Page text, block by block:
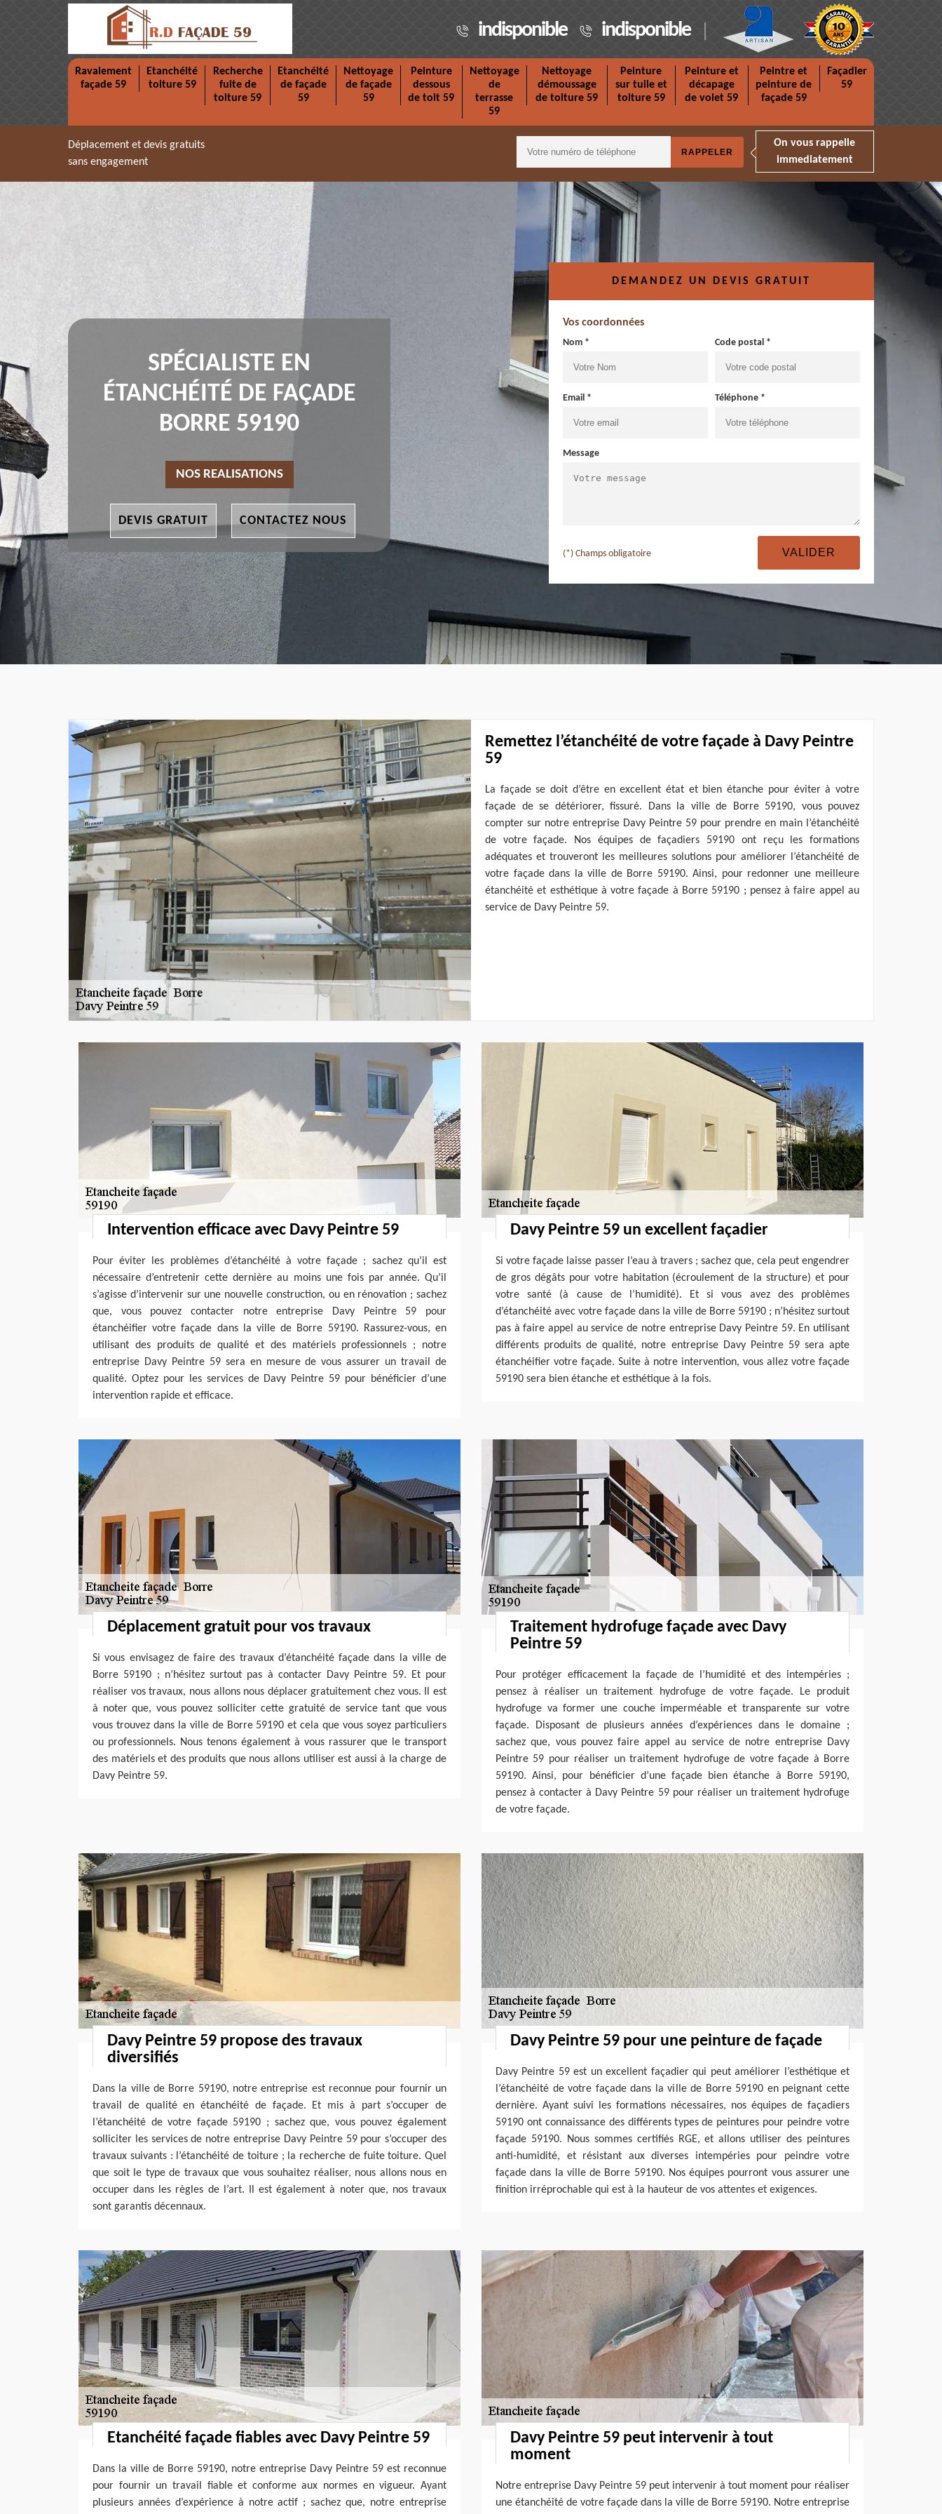
indisponible indisponible
Ravalement
façade 59
Etanchéité
toiture 59
Recherche
fuite de
toiture 59
Etanchéité
de façade
59
Nettoyage
de façade
59
Peinture
dessous
de toit 59
Nettoyage
de
terrasse
59
Nettoyage
démoussage
de toiture 59
Peinture
sur tuile et
toiture 59
Peinture et
décapage
de volet 59
Peintre et
peinture de
façade 59
Façadier
59
Déplacement et devis gratuits
sans engagement
On vous rappelle
immediatement
SPÉCIALISTE EN
ÉTANCHÉITÉ DE FAÇADE
BORRE 59190
NOS REALISATIONS
DEVIS GRATUIT CONTACTEZ NOUS
DEMANDEZ UN DEVIS GRATUIT
Vos coordonnées
Nom * Code postal *
Email * Téléphone *
Message
(*) Champs obligatoire
Remettez l’étanchéité de votre façade à Davy Peintre
59
La façade se doit d’être en excellent état et bien étanche pour éviter à votre
façade de se détériorer, fissuré. Dans la ville de Borre 59190, vous pouvez
compter sur notre entreprise Davy Peintre 59 pour prendre en main l’étanchéité
de votre façade. Nos équipes de façadiers 59190 ont reçu les formations
adéquates et trouveront les meilleures solutions pour améliorer l’étanchéité de
votre façade dans la ville de Borre 59190. Ainsi, pour redonner une meilleure
étanchéité et esthétique à votre façade à Borre 59190 ; pensez à faire appel au
service de Davy Peintre 59.
Intervention efficace avec Davy Peintre 59
Pour éviter les problèmes d’étanchéité à votre façade ; sachez qu’il est
nécessaire d’entretenir cette dernière au moins une fois par année. Qu’il
s’agisse d’intervenir sur une nouvelle construction, ou en rénovation ; sachez
que, vous pouvez contacter notre entreprise Davy Peintre 59 pour
étanchéifier votre façade dans la ville de Borre 59190. Rassurez-vous, en
utilisant des produits de qualité et des matériels professionnels ; notre
entreprise Davy Peintre 59 sera en mesure de vous assurer un travail de
qualité. Optez pour les services de Davy Peintre 59 pour bénéficier d’une
intervention rapide et efficace.
Davy Peintre 59 un excellent façadier
Si votre façade laisse passer l’eau à travers ; sachez que, cela peut engendrer
de gros dégâts pour votre habitation (écroulement de la structure) et pour
votre santé (à cause de l’humidité). Et si vous avez des problèmes
d’étanchéité avec votre façade dans la ville de Borre 59190 ; n’hésitez surtout
pas à faire appel au service de notre entreprise Davy Peintre 59. En utilisant
différents produits de qualité, notre entreprise Davy Peintre 59 sera apte
étanchéifier votre façade. Suite à notre intervention, vous allez votre façade
59190 sera bien étanche et esthétique à la fois.
Déplacement gratuit pour vos travaux
Si vous envisagez de faire des travaux d’étanchéité façade dans la ville de
Borre 59190 ; n’hésitez surtout pas à contacter Davy Peintre 59. Et pour
réaliser vos travaux, nous allons nous déplacer gratuitement chez vous. Il est
à noter que, vous pouvez solliciter cette gratuité de service tant que vous
vous trouvez dans la ville de Borre 59190 et cela que vous soyez particuliers
ou professionnels. Nous tenons également à vous rassurer que le transport
des matériels et des produits que nous allons utiliser est aussi à la charge de
Davy Peintre 59.
Traitement hydrofuge façade avec Davy
Peintre 59
Pour protéger efficacement la façade de l’humidité et des intempéries ;
pensez à réaliser un traitement hydrofuge de votre façade. Le produit
hydrofuge va former une couche imperméable et transparente sur votre
façade. Disposant de plusieurs années d’expériences dans le domaine ;
sachez que, vous pouvez faire appel au service de notre entreprise Davy
Peintre 59 pour réaliser un traitement hydrofuge de votre façade à Borre
59190. Ainsi, pour bénéficier d’une façade bien étanche à Borre 59190,
pensez à contacter à Davy Peintre 59 pour réaliser un traitement hydrofuge
de votre façade.
Davy Peintre 59 propose des travaux
diversifiés
Dans la ville de Borre 59190, notre entreprise est reconnue pour fournir un
travail de qualité en étanchéité de façade. Et mis à part s’occuper de
l’étanchéité de votre façade 59190 ; sachez que, vous pouvez également
solliciter les services de notre entreprise Davy Peintre 59 pour s’occuper des
travaux suivants : l’étanchéité de toiture ; la recherche de fuite toiture. Quel
que soit le type de travaux que vous souhaitez réaliser, nous allons nous en
occuper dans les règles de l’art. Il est également à noter que, nos travaux
sont garantis décennaux.
Davy Peintre 59 pour une peinture de façade
Davy Peintre 59 est un excellent façadier qui peut améliorer l’esthétique et
l’étanchéité de votre façade dans la ville de Borre 59190 en peignant cette
dernière. Ayant suivi les formations nécessaires, nos équipes de façadiers
59190 ont connaissance des différents types de peintures pour peindre votre
façade 59190. Nous sommes certifiés RGE, et allons utiliser des peintures
anti-humidité, et résistant aux diverses intempéries pour peindre votre
façade dans la ville de Borre 59190. Nos équipes pourront vous assurer une
finition irréprochable qui est à la hauteur de vos attentes et exigences.
Etanchéité façade fiables avec Davy Peintre 59
Dans la ville de Borre 59190, notre entreprise Davy Peintre 59 est reconnue
pour fournir un travail fiable et conforme aux normes en vigueur. Ayant
plusieurs années d’expérience à notre actif ; sachez que, notre entreprise
Davy Peintre 59 peut intervenir à tout
moment
Notre entreprise Davy Peintre 59 peut intervenir à tout moment pour réaliser
une étanchéité de votre façade dans la ville de Borre 59190. Notre entreprise